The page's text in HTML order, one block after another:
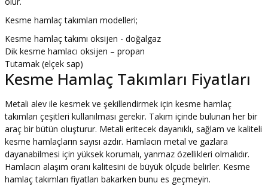
Kesme hamlaç takımları modelleri;
Kesme hamlaç takımı oksijen - doğalgaz
Dik kesme hamlacı oksijen – propan
Tutamak (elçek sap)
Kesme Hamlaç Takımları Fiyatları
Metali alev ile kesmek ve şekillendirmek için kesme hamlaç
takımları çeşitleri kullanılması gerekir. Takım içinde bulunan her bir
araç bir bütün oluşturur. Metali eritecek dayanıklı, sağlam ve kaliteli
kesme hamlaçların sayısı azdır. Hamlacın metal ve gazlara
dayanabilmesi için yüksek korumalı, yanmaz özellikleri olmalıdır.
Hamlacın alaşım oranı kalitesini de büyük ölçüde belirler. Kesme
hamlaç takımları fiyatları bakarken bunu es geçmeyin.